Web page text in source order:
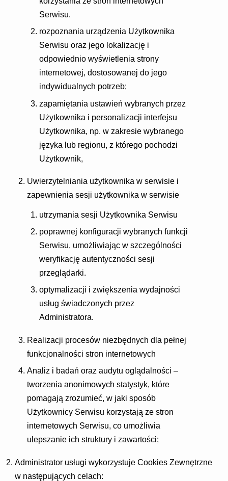
Serwisu.
rozpoznania urządzenia Użytkownika
Serwisu oraz jego lokalizację i
odpowiednio wyświetlenia strony
internetowej, dostosowanej do jego
indywidualnych potrzeb;
zapamiętania ustawień wybranych przez
Użytkownika i personalizacji interfejsu
Użytkownika, np. w zakresie wybranego
języka lub regionu, z którego pochodzi
Użytkownik,
Uwierzytelniania użytkownika w serwisie i
zapewnienia sesji użytkownika w serwisie
utrzymania sesji Użytkownika Serwisu
poprawnej konfiguracji wybranych funkcji
Serwisu, umożliwiając w szczególności
weryfikację autentyczności sesji
przeglądarki.
optymalizacji i zwiększenia wydajności
usług świadczonych przez
Administratora.
Realizacji procesów niezbędnych dla pełnej
funkcjonalności stron internetowych
Analiz i badań oraz audytu oglądalności –
tworzenia anonimowych statystyk, które
pomagają zrozumieć, w jaki sposób
Użytkownicy Serwisu korzystają ze stron
internetowych Serwisu, co umożliwia
ulepszanie ich struktury i zawartości;
Administrator usługi wykorzystuje Cookies Zewnętrzne
w następujących celach: